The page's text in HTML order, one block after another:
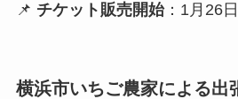
📌 チケット販売開始：1月26
横浜市いちご農家による出